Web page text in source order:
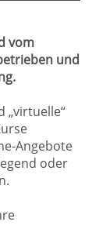
vom
und
„virtuelle“
Angebote
oder